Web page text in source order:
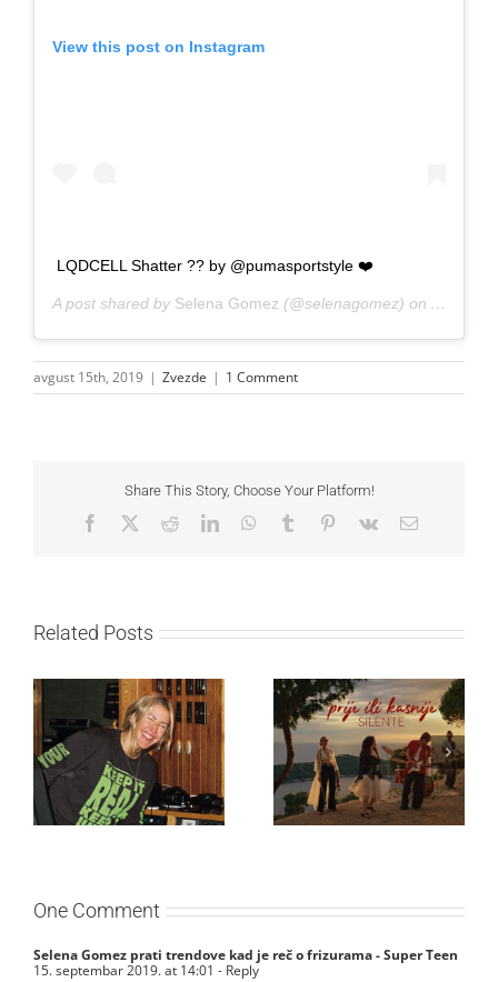
View this post on Instagram
LQDCELL Shatter ?? by @pumasportstyle ❤️
A post shared by Selena Gomez (@selenagomez) on Aug 7,
avgust 15th, 2019 | Zvezde | 1 Comment
Share This Story, Choose Your Platform!
Facebook RedditLinkedInWhatsApp
Tumblr Pinterest
Vk Email
Related Posts
Ellie Goulding otkriva
nežniju stranu novim
singlom „4 Seasons“
Silente objavio novi
singl “Prije ili kasnije”
One Comment
Selena Gomez prati trendove kad je reč o frizurama - Super Teen
15. septembar 2019. at 14:01 - Reply